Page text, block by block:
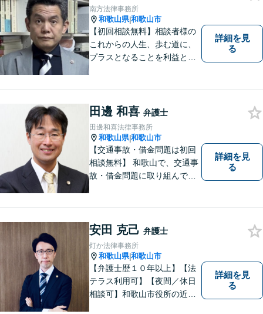
南方法律事務所
和歌山県|和歌山市
【初回相談無料】相談者様の
これからの人生、歩む道に、
プラスとなることを利益と考
ご相談いただくこともありま
す。
詳細を見
る
田邊 和喜 弁護士
田邊和喜法律事務所
和歌山県|和歌山市
【交通事故・借金問題は初回
相談無料】 和歌山で、交通事
故・借金問題に取り組んでて
詳細を見
る
安田 克己 弁護士
灯か法律事務所
和歌山県|和歌山市
【弁護士歴１０年以上】【法
テラス利用可】【夜間／休日
相談可】和歌山市役所の近
詳細を見
る